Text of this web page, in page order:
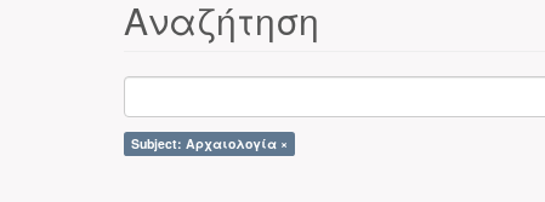
Αναζήτηση
Subject: Αρχαιολογία ×